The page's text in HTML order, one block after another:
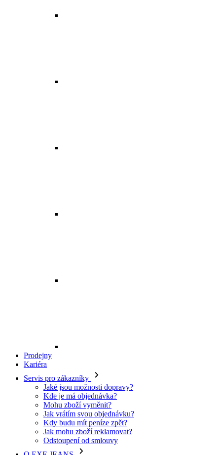
Mohu zboží vyměnit?
Jak vrátím svou objednávku?
Kdy budu mít peníze zpět?
Jak mohu zboží reklamovat?
Odstoupení od smlouvy
O EXE JEANS
O nás
Kontakt
Prodejny
Ochrana osobních údajů
Všeobecné obchodní podmínky
Kariéra